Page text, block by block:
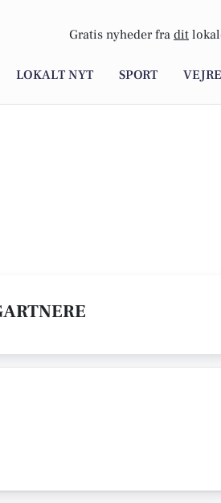
Gratis nyheder fra dit
LOKALT NYT SPORT